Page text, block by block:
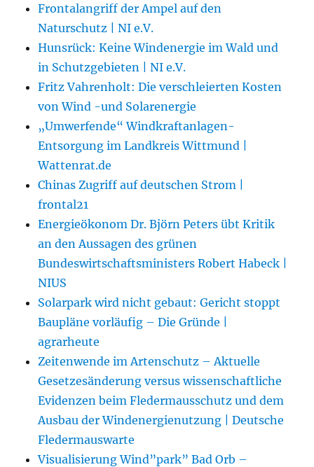
Frontalangriff der Ampel auf den
Naturschutz | NI e.V.
Hunsrück: Keine Windenergie im Wald und
in Schutzgebieten | NI e.V.
Fritz Vahrenholt: Die verschleierten Kosten
von Wind -und Solarenergie
„Umwerfende“ Windkraftanlagen-
Entsorgung im Landkreis Wittmund |
Wattenrat.de
Chinas Zugriff auf deutschen Strom |
frontal21
Energieökonom Dr. Björn Peters übt Kritik
an den Aussagen des grünen
Bundeswirtschaftsministers Robert Habeck |
NIUS
Solarpark wird nicht gebaut: Gericht stoppt
Baupläne vorläufig – Die Gründe |
agrarheute
Zeitenwende im Artenschutz – Aktuelle
Gesetzesänderung versus wissenschaftliche
Evidenzen beim Fledermausschutz und dem
Ausbau der Windenergienutzung | Deutsche
Fledermauswarte
Visualisierung Wind”park” Bad Orb –